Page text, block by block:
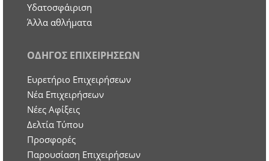
Υδατοσφάιριση
Άλλα αθλήματα
ΟΔΗΓΟΣ ΕΠΙΧΕΙΡΗΣΕΩΝ
Ευρετήριο Επιχειρήσεων
Nέα Επιχειρήσεων
Νέες Αφίξεις
Δελτία Τύπου
Προσφορές
Παρουσίαση Επιχειρήσεων